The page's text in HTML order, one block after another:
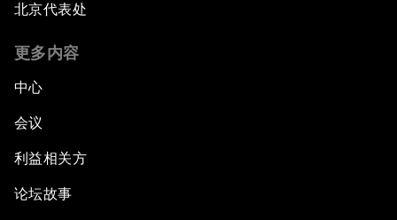
北京代表处
更多内容
中心
会议
利益相关方
论坛故事